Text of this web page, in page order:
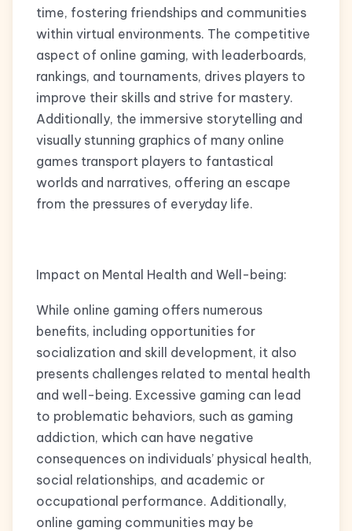
time, fostering friendships and communities
within virtual environments. The competitive
aspect of online gaming, with leaderboards,
rankings, and tournaments, drives players to
improve their skills and strive for mastery.
Additionally, the immersive storytelling and
visually stunning graphics of many online
games transport players to fantastical
worlds and narratives, offering an escape
from the pressures of everyday life.
Impact on Mental Health and Well-being:
While online gaming offers numerous
benefits, including opportunities for
socialization and skill development, it also
presents challenges related to mental health
and well-being. Excessive gaming can lead
to problematic behaviors, such as gaming
addiction, which can have negative
consequences on individuals’ physical health,
social relationships, and academic or
occupational performance. Additionally,
online gaming communities may be